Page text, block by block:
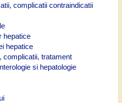
complicatii contraindicatii
hepatice
hepatice
complicatii, tratament
si hepatologie